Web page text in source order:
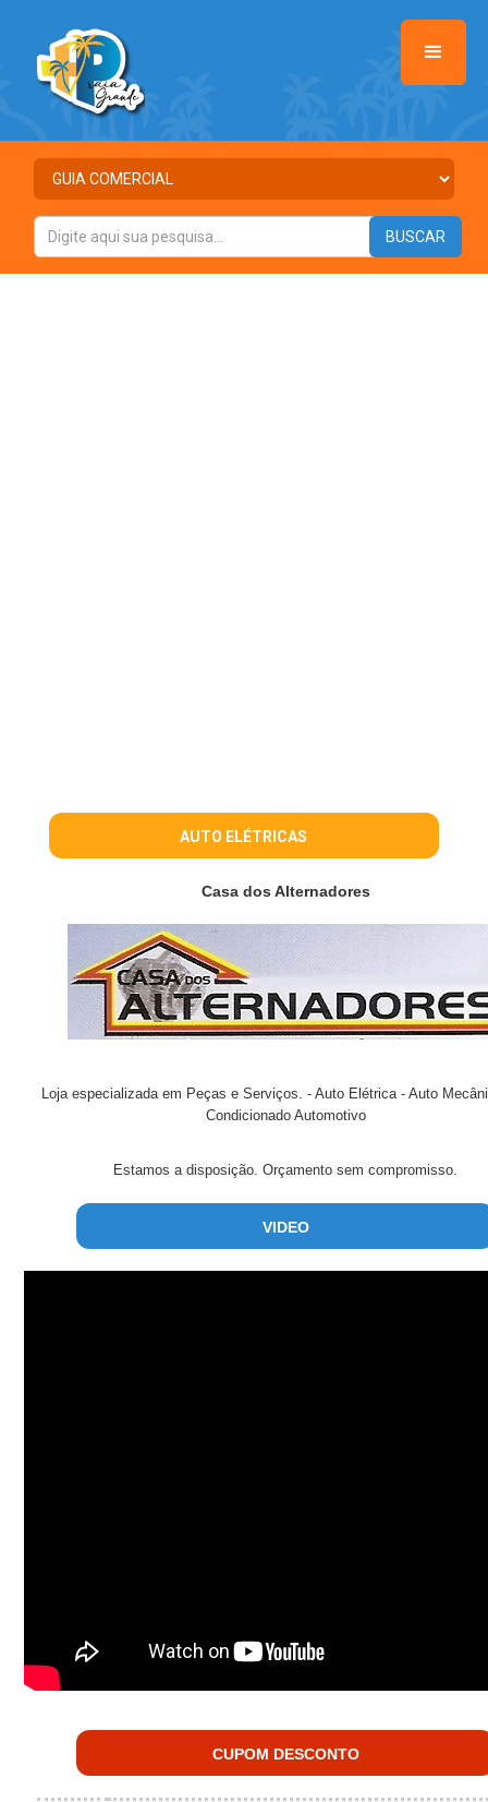
AUTO ELÉTRICAS
Casa dos Alternadores
Loja especializada em Peças e Serviços. - Auto Elétrica - Auto
Condicionado Automotivo
Estamos a disposição. Orçamento sem compromisso.
VIDEO
CUPOM DESCONTO